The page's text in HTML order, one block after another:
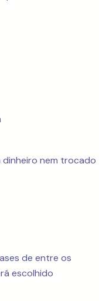
nem trocado
de entre os
escolhido